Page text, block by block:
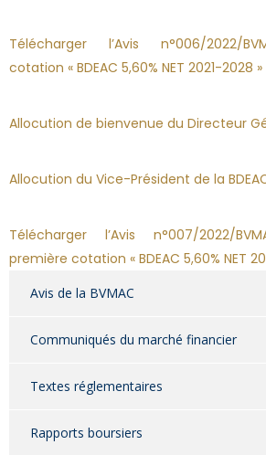
Télécharger l’Avis n°006/2022/
cotation « BDEAC 5,60% NET 2021-2028 »
Allocution de bienvenue du Directeur
Allocution du Vice-Président de la
Télécharger l’Avis n°007/2022/
première cotation « BDEAC 5,60% NET
Avis de la BVMAC
Communiqués du marché financier
Textes réglementaires
Rapports boursiers